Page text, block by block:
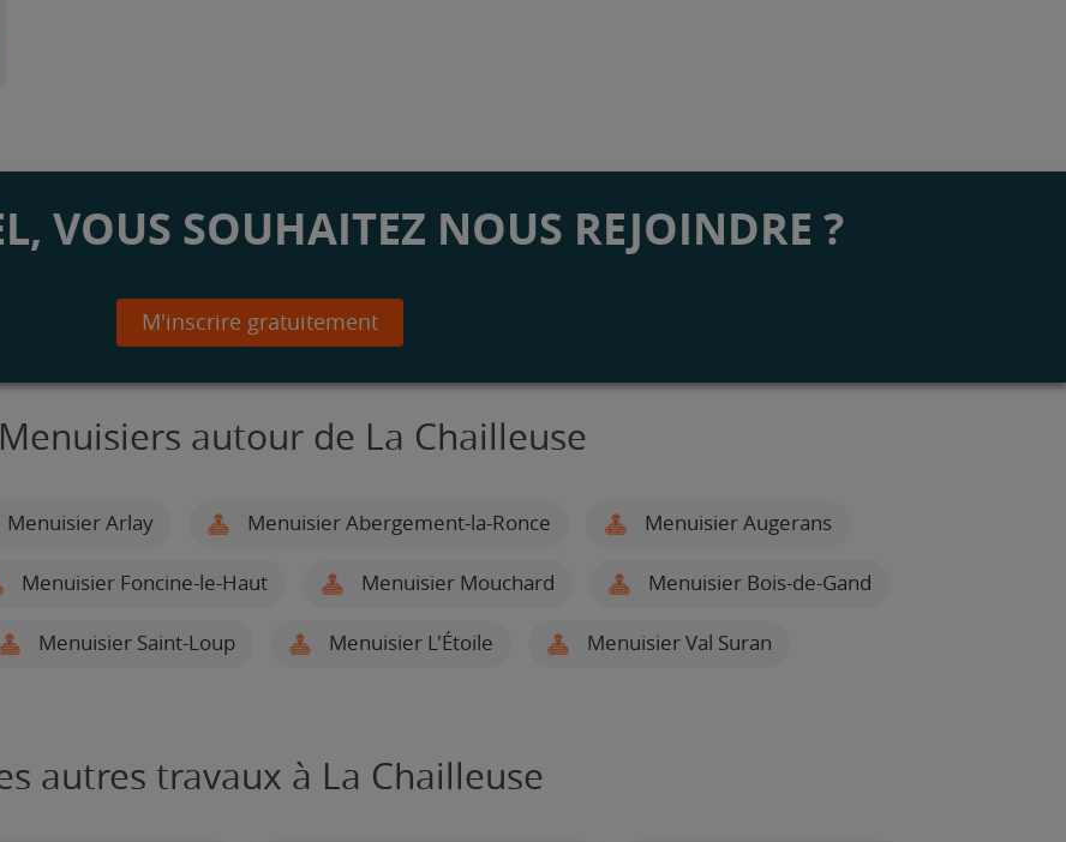
VOUS SOUHAITEZ NOUS REJOINDRE ?
M'inscrire gratuitement
autour de La Chailleuse
Menuisier Arlay Menuisier Abergement-la-Ronce Menuisier Augerans
Menuisier Foncine-le-Haut Menuisier Mouchard Menuisier Bois-de-Gand
Menuisier Saint-Loup Menuisier L'Étoile Menuisier Val Suran
autres travaux à La Chailleuse